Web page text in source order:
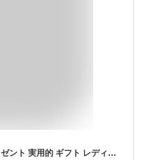
腕時計 ソーラーウォッチ 母の日 プレゼント 実用的 ギフト レディース / ヴィクトリアンローズ 蛇腹ソーラー天然ダイヤ宝飾ウォッチ / 40代 50代 60代 70代 80代 ミセスファッション シニアファッション 敬老の日 花以外◎